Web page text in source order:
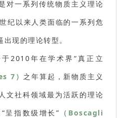
对一系列传统物质主义理论
纪以来人类面临的一系列危
现的理论转型。
2010年在学术界“真正立
7） 之年算起，新物质主义
文社科领域最为活跃的理论
呈指数级增长” （Boscagli